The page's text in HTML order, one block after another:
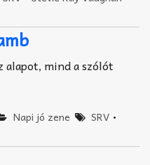
alapot, mind a szólót
Napi jó zene SRV•